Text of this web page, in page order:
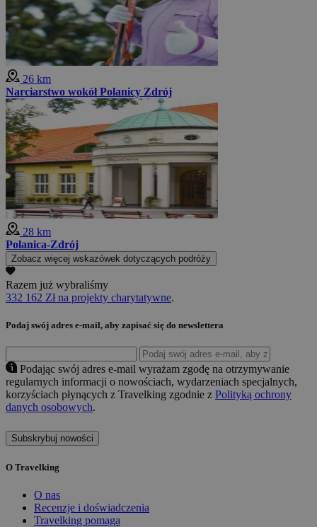
26 km
Narciarstwo wokół Polanicy Zdrój
28 km
Polanica-Zdrój
Zobacz więcej wskazówek dotyczących podróży
Razem już wybraliśmy
332 162 Zł na projekty charytatywne.
Podaj swój adres e-mail, aby zapisać się do newslettera
Podając swój adres e-mail wyrażam zgodę na otrzymywanie
regularnych informacji o nowościach, wydarzeniach specjalnych,
korzyściach płynących z Travelking zgodnie z Polityką ochrony
danych osobowych.
Subskrybuj nowości
O Travelking
O nas
Recenzje i doświadczenia
Travelking pomaga